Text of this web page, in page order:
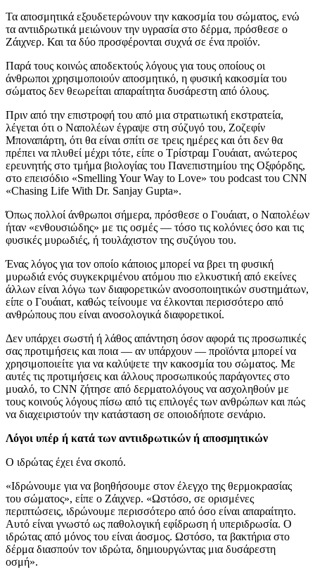
Τα αποσμητικά εξουδετερώνουν την κακοσμία του σώματος, ενώ
τα αντιιδρωτικά μειώνουν την υγρασία στο δέρμα, πρόσθεσε ο
Ζάιχνερ. Και τα δύο προσφέρονται συχνά σε ένα προϊόν.
Παρά τους κοινώς αποδεκτούς λόγους για τους οποίους οι
άνθρωποι χρησιμοποιούν αποσμητικό, η φυσική κακοσμία του
σώματος δεν θεωρείται απαραίτητα δυσάρεστη από όλους.
Πριν από την επιστροφή του από μια στρατιωτική εκστρατεία,
λέγεται ότι ο Ναπολέων έγραψε στη σύζυγό του, Ζοζεφίν
Μποναπάρτη, ότι θα είναι σπίτι σε τρεις ημέρες και ότι δεν θα
πρέπει να πλυθεί μέχρι τότε, είπε ο Τρίστραμ Γουάιατ, ανώτερος
ερευνητής στο τμήμα βιολογίας του Πανεπιστημίου της Οξφόρδης,
στο επεισόδιο «Smelling Your Way to Love» του podcast του CNN
«Chasing Life With Dr. Sanjay Gupta».
Όπως πολλοί άνθρωποι σήμερα, πρόσθεσε ο Γουάιατ, ο Ναπολέων
ήταν «ενθουσιώδης» με τις οσμές — τόσο τις κολόνιες όσο και τις
φυσικές μυρωδιές, ή τουλάχιστον της συζύγου του.
Ένας λόγος για τον οποίο κάποιος μπορεί να βρει τη φυσική
μυρωδιά ενός συγκεκριμένου ατόμου πιο ελκυστική από εκείνες
άλλων είναι λόγω των διαφορετικών ανοσοποιητικών συστημάτων,
είπε ο Γουάιατ, καθώς τείνουμε να έλκονται περισσότερο από
ανθρώπους που είναι ανοσολογικά διαφορετικοί.
Δεν υπάρχει σωστή ή λάθος απάντηση όσον αφορά τις προσωπικές
σας προτιμήσεις και ποια — αν υπάρχουν — προϊόντα μπορεί να
χρησιμοποιείτε για να καλύψετε την κακοσμία του σώματος. Με
αυτές τις προτιμήσεις και άλλους προσωπικούς παράγοντες στο
μυαλό, το CNN ζήτησε από δερματολόγους να ασχοληθούν με
τους κοινούς λόγους πίσω από τις επιλογές των ανθρώπων και πώς
να διαχειριστούν την κατάσταση σε οποιοδήποτε σενάριο.
Λόγοι υπέρ ή κατά των αντιιδρωτικών ή αποσμητικών
Ο ιδρώτας έχει ένα σκοπό.
«Ιδρώνουμε για να βοηθήσουμε στον έλεγχο της θερμοκρασίας
του σώματος», είπε ο Ζάιχνερ. «Ωστόσο, σε ορισμένες
περιπτώσεις, ιδρώνουμε περισσότερο από όσο είναι απαραίτητο.
Αυτό είναι γνωστό ως παθολογική εφίδρωση ή υπεριδρωσία. Ο
ιδρώτας από μόνος του είναι άοσμος. Ωστόσο, τα βακτήρια στο
δέρμα διασπούν τον ιδρώτα, δημιουργώντας μια δυσάρεστη
οσμή».